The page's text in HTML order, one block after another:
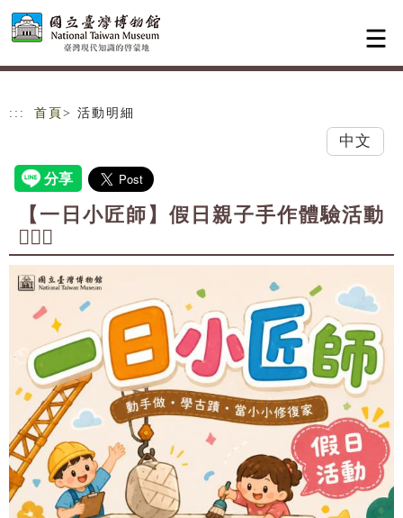
跳到主要內容
網站導覽
::: 首頁 > 活動明細
中文
【一日小匠師】假日親子手作體驗活動
👷🏻‍♀️